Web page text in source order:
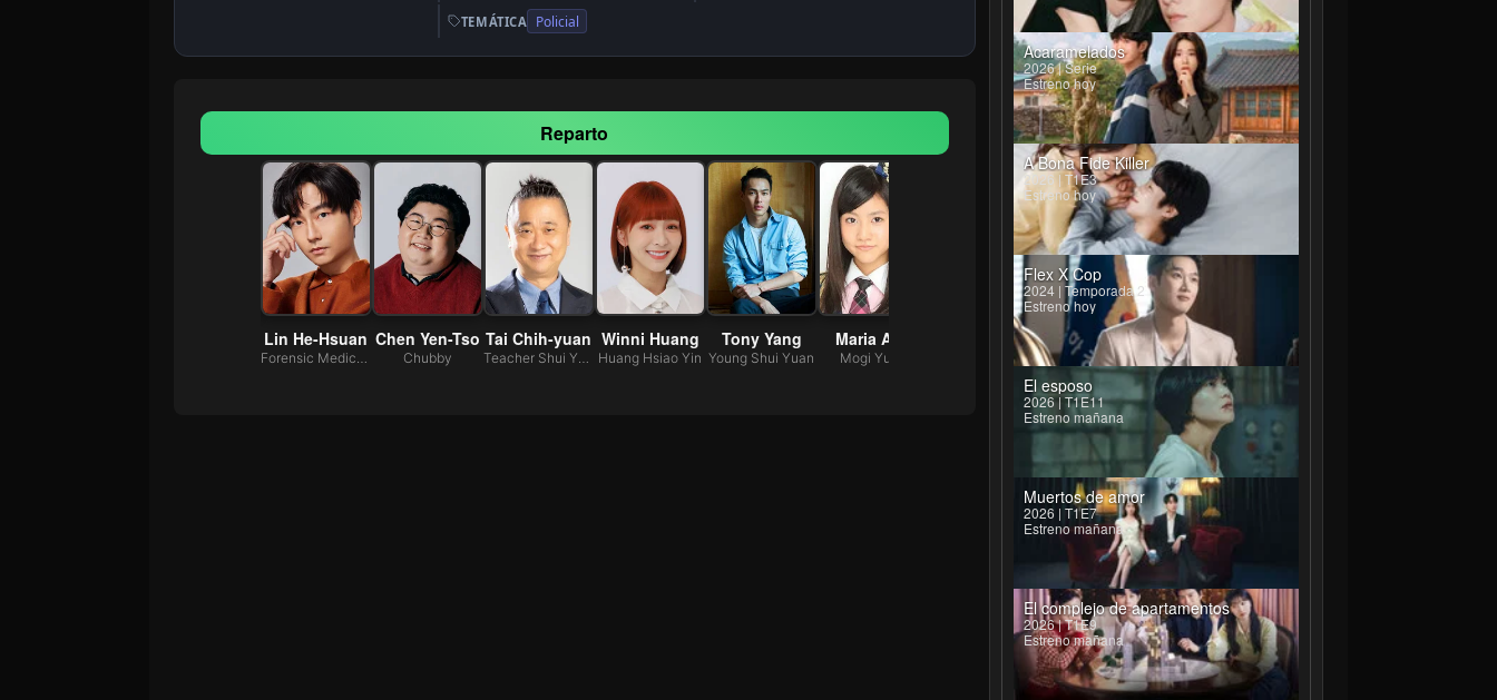
TEMÁTICA Policial
Reparto
Lin He-Hsuan
Forensic Medical Examiner
Chen Yen-Tso
Chubby
Tai Chih-yuan
Teacher Shui Yuan
Winni Huang
Huang Hsiao Yin
Tony Yang
Young Shui Yuan
Maria Abe
Mogi Yumi
Xie Kun-da
Hsieh Cheng Ta
YELLOW
Huang Hsien
Edward Chu
Acaramelados
2026 | Serie
Estreno hoy
A Bona Fide Killer
2026 | T1E3
Estreno hoy
Flex X Cop
2024 | Temporada 2
Estreno hoy
El esposo
2026 | T1E11
Estreno mañana
Muertos de amor
2026 | T1E7
Estreno mañana
El complejo de apartamentos
2026 | T1E9
Estreno mañana